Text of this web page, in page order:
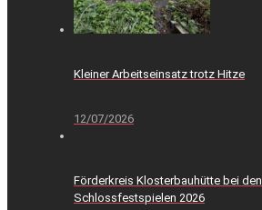
Kleiner Arbeitseinsatz trotz Hitze
12/07/2026
Förderkreis Klosterbauhütte bei den
Schlossfestspielen 2026